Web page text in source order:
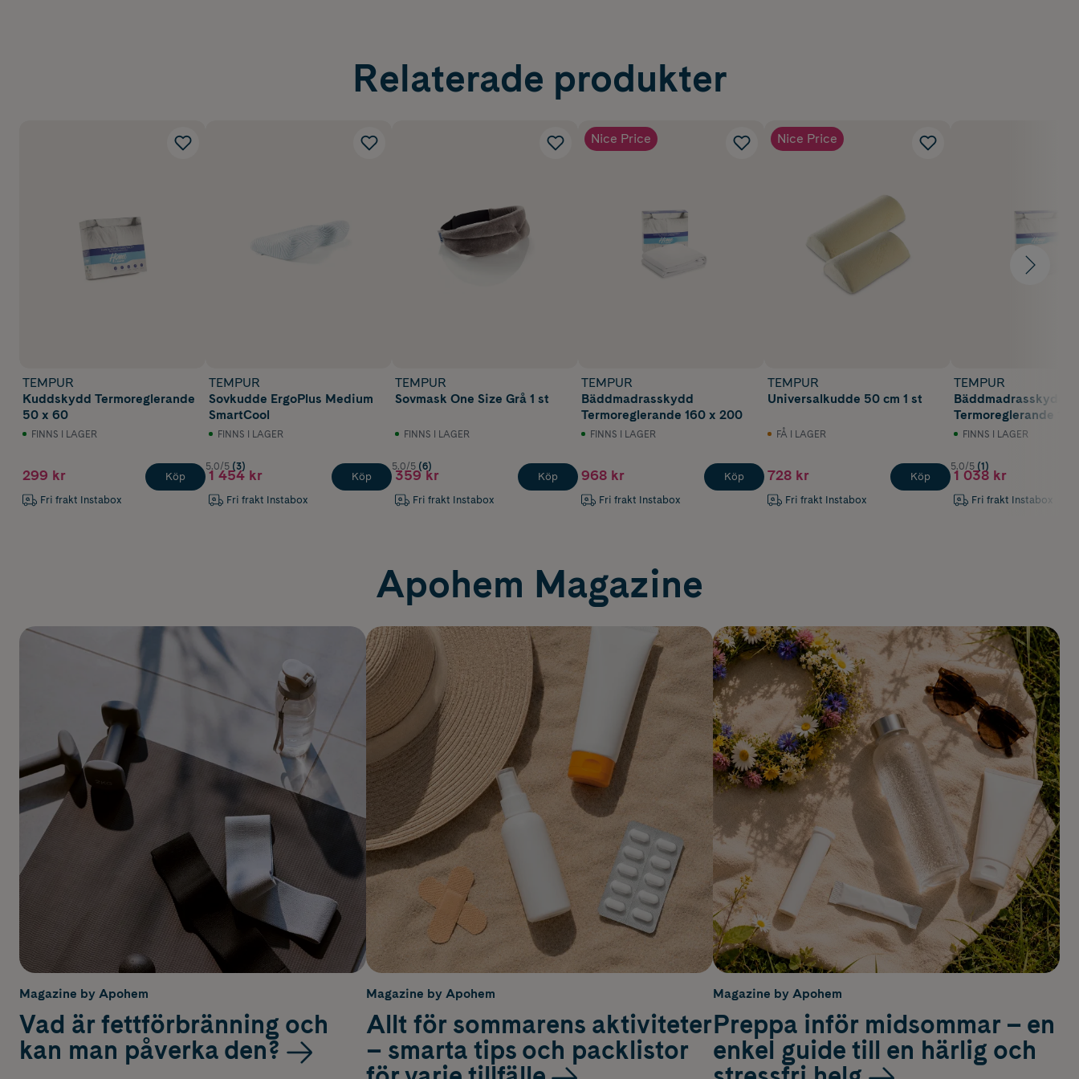
Relaterade produkter
TEMPUR
Kuddskydd Termoreglerande
50 x 60
FINNS I LAGER
299 kr
Fri frakt Instabox
Köp
TEMPUR
Sovkudde ErgoPlus Medium
SmartCool
FINNS I LAGER
5.0/5 (3)
1 454 kr
Fri frakt Instabox
Köp
TEMPUR
Sovmask One Size Grå 1 st
FINNS I LAGER
5.0/5 (6)
359 kr
Fri frakt Instabox
Köp
Nice Price
TEMPUR
Bäddmadrasskydd
Termoreglerande 160 x 200
FINNS I LAGER
968 kr
Fri frakt Instabox
Köp
Nice Price
TEMPUR
Universalkudde 50 cm 1 st
FÅ I LAGER
728 kr
Fri frakt Instabox
Köp
TEMPUR
Bäddmadrasskydd
Termoreglerande
FINNS I LAGER
5.0/5 (1)
1 038 kr
Fri frakt Instabox
Apohem Magazine
Magazine by Apohem
Vad är fettförbränning och
kan man påverka den?
Magazine by Apohem
Allt för sommarens aktiviteter
– smarta tips och packlistor
Magazine by Apohem
Preppa inför midsommar – en
enkel guide till en härlig och